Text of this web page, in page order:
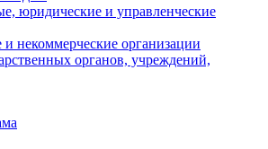
юридические и управленческие
некоммерческие организации
органов, учреждений,